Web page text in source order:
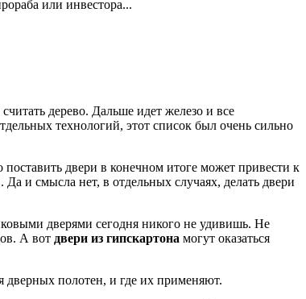
или инвестора...
дерево. Дальше идет железо и все
технологий, этот список был очень сильно
двери в конечном итоге может привести к
и смысла нет, в отдельных случаях, делать двери
дверями сегодня никого не удивишь. Не
А вот двери из гипскартона могут оказаться
дверных полотен, и где их применяют.